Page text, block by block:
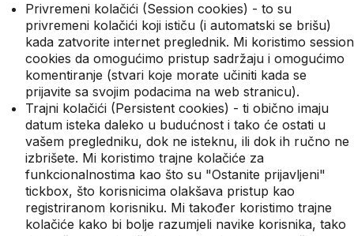
Privremeni kolačići (Session cookies) - to su
privremeni kolačići koji ističu (i automatski se brišu)
kada zatvorite internet preglednik. Mi koristimo session
cookies da omogućimo pristup sadržaju i omogućimo
komentiranje (stvari koje morate učiniti kada se
prijavite sa svojim podacima na web stranicu).
Trajni kolačići (Persistent cookies) - ti obično imaju
datum isteka daleko u budućnost i tako će ostati u
vašem pregledniku, dok ne isteknu, ili dok ih ručno ne
izbrišete. Mi koristimo trajne kolačiće za
funkcionalnostima kao što su "Ostanite prijavljeni"
tickbox, što korisnicima olakšava pristup kao
registriranom korisniku. Mi također koristimo trajne
kolačiće kako bi bolje razumjeli navike korisnika, tako